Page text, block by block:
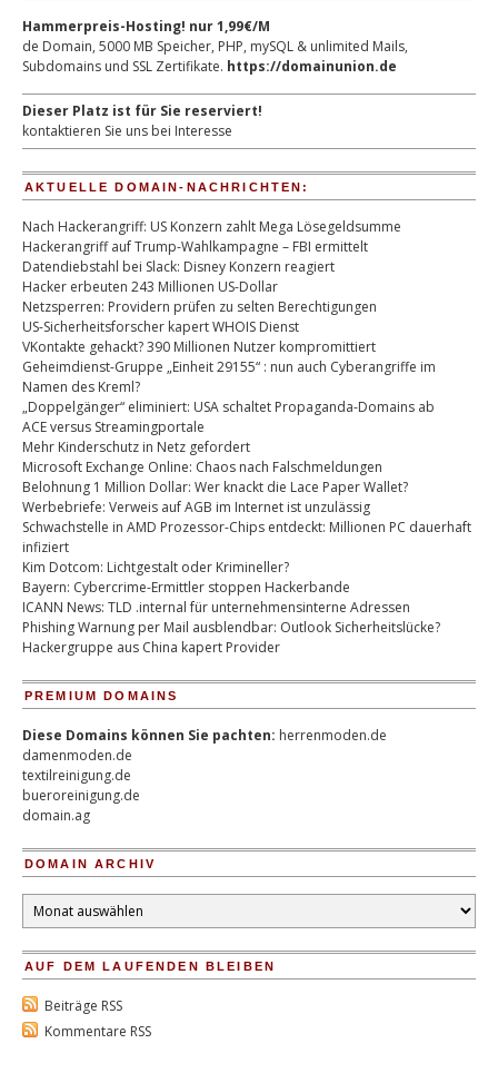
Hammerpreis-Hosting! nur 1,99€/M
de Domain, 5000 MB Speicher, PHP, mySQL & unlimited Mails,
Subdomains und SSL Zertifikate. https://domainunion.de
Dieser Platz ist für Sie reserviert!
kontaktieren Sie uns bei Interesse
AKTUELLE DOMAIN-NACHRICHTEN:
Nach Hackerangriff: US Konzern zahlt Mega Lösegeldsumme
Hackerangriff auf Trump-Wahlkampagne – FBI ermittelt
Datendiebstahl bei Slack: Disney Konzern reagiert
Hacker erbeuten 243 Millionen US-Dollar
Netzsperren: Providern prüfen zu selten Berechtigungen
US-Sicherheitsforscher kapert WHOIS Dienst
VKontakte gehackt? 390 Millionen Nutzer kompromittiert
Geheimdienst-Gruppe „Einheit 29155“ : nun auch Cyberangriffe im
Namen des Kreml?
„Doppelgänger“ eliminiert: USA schaltet Propaganda-Domains ab
ACE versus Streamingportale
Mehr Kinderschutz in Netz gefordert
Microsoft Exchange Online: Chaos nach Falschmeldungen
Belohnung 1 Million Dollar: Wer knackt die Lace Paper Wallet?
Werbebriefe: Verweis auf AGB im Internet ist unzulässig
Schwachstelle in AMD Prozessor-Chips entdeckt: Millionen PC dauerhaft
infiziert
Kim Dotcom: Lichtgestalt oder Krimineller?
Bayern: Cybercrime-Ermittler stoppen Hackerbande
ICANN News: TLD .internal für unternehmensinterne Adressen
Phishing Warnung per Mail ausblendbar: Outlook Sicherheitslücke?
Hackergruppe aus China kapert Provider
PREMIUM DOMAINS
Diese Domains können Sie pachten: herrenmoden.de
damenmoden.de
textilreinigung.de
bueroreinigung.de
domain.ag
DOMAIN ARCHIV
Domain
Archiv
AUF DEM LAUFENDEN BLEIBEN
Beiträge RSS
Kommentare RSS